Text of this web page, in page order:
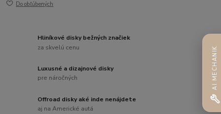
Do obľúbených
Hliníkové disky bežných značiek
za skvelú cenu
Luxusné a dizajnové disky
pre náročných
Offroad disky aké inde nenájdete
aj na Americké autá
AI MECHANIK